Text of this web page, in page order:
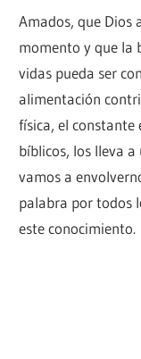
Amados, que Dios
momento y que la
vidas pueda ser
alimentación
física, el
bíblicos, los lleva
vamos a
palabra por todos
este conocimiento.